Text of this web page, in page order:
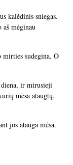
kalėdinis sniegas.
mėginau
sudegina. O
diena, ir mirusieji
mėsa ataugtų,
jos atauga mėsa.